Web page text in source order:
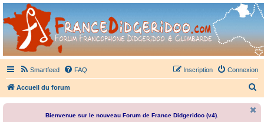
France Didgeridoo
Didgeridoo et Guimbarde sur France Didgeridoo - retrouvez la communauté.
Smartfeed FAQ Connexion
Inscription
Accueil du forum
Bienvenue sur le nouveau Forum de France Didgeridoo (v4).